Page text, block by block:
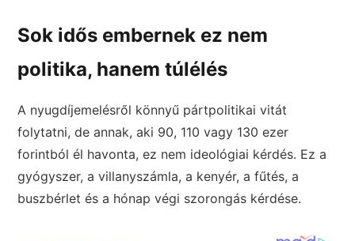
Sok idős embernek ez nem
politika, hanem túlélés
A nyugdíjemelésről könnyű pártpolitikai vitát
folytatni, de annak, aki 90, 110 vagy 130 ezer
forintból él havonta, ez nem ideológiai kérdés. Ez a
gyógyszer, a villanyszámla, a kenyér, a fűtés, a
buszbérlet és a hónap végi szorongás kérdése.